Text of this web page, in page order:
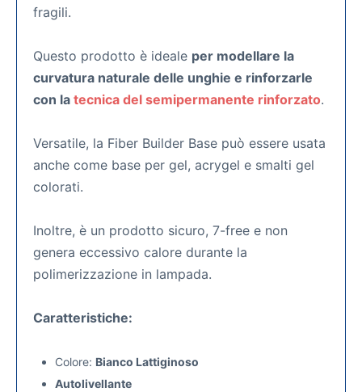
fragili.
Questo prodotto è ideale per modellare la
curvatura naturale delle unghie e rinforzarle
con la tecnica del semipermanente rinforzato.
Versatile, la Fiber Builder Base può essere usata
anche come base per gel, acrygel e smalti gel
colorati.
Inoltre, è un prodotto sicuro, 7-free e non
genera eccessivo calore durante la
polimerizzazione in lampada.
Caratteristiche:
Colore: Bianco Lattiginoso
Autolivellante